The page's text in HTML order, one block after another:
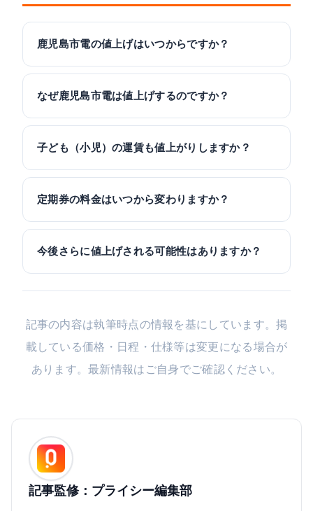
鹿児島市電の値上げはいつからですか？
なぜ鹿児島市電は値上げするのですか？
子ども（小児）の運賃も値上がりしますか？
定期券の料金はいつから変わりますか？
今後さらに値上げされる可能性はありますか？
記事の内容は執筆時点の情報を基にしています。掲
載している価格・日程・仕様等は変更になる場合が
あります。最新情報はご自身でご確認ください。
記事監修：プライシー編集部